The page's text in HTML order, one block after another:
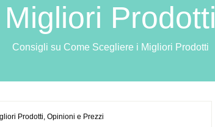
Migliori Prodotti
Consigli su Come Scegliere i Migliori Prodotti
Prodotti, Opinioni e Prezzi